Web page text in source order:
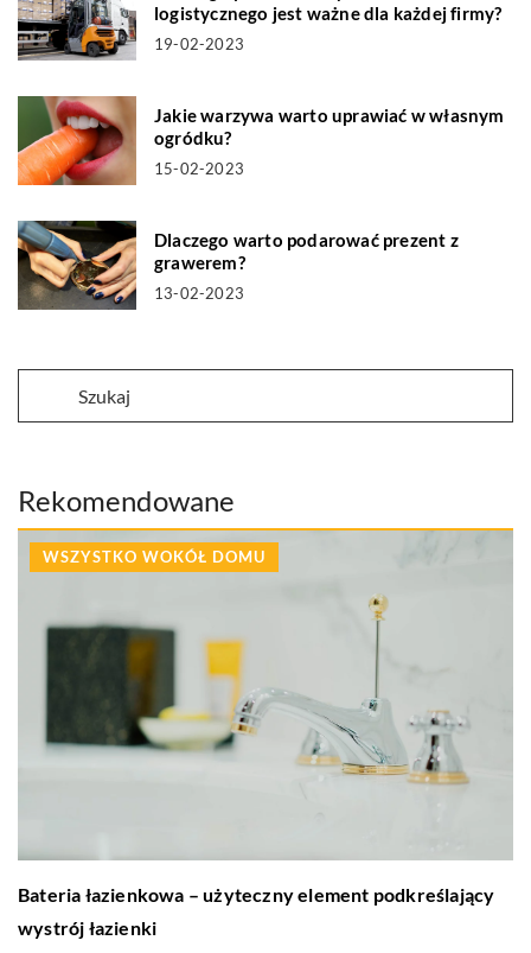
logistycznego jest ważne dla każdej firmy?
19-02-2023
Jakie warzywa warto uprawiać w własnym
ogródku?
15-02-2023
Dlaczego warto podarować prezent z
grawerem?
13-02-2023
Rekomendowane
WSZYSTKO WOKÓŁ DOMU
Bateria łazienkowa – użyteczny element podkreślający
wystrój łazienki